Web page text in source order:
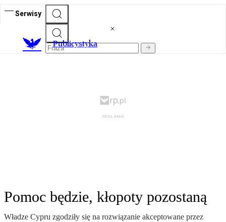
Serwisy
Publicystyka
Pomoc będzie, kłopoty pozostaną
Władze Cypru zgodziły się na rozwiązanie akceptowane przez